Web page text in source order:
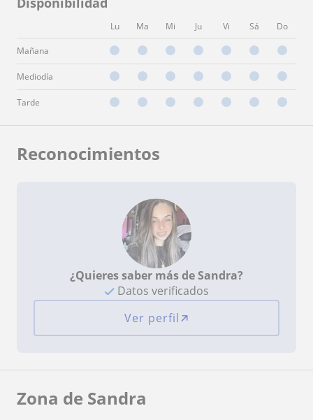
Lu Ma Mi Ju Vi Sá Do
Mañana
Mediodía
Tarde
Reconocimientos
¿Quieres saber más de Sandra?
Datos verificados
Ver perfil
Zona de Sandra